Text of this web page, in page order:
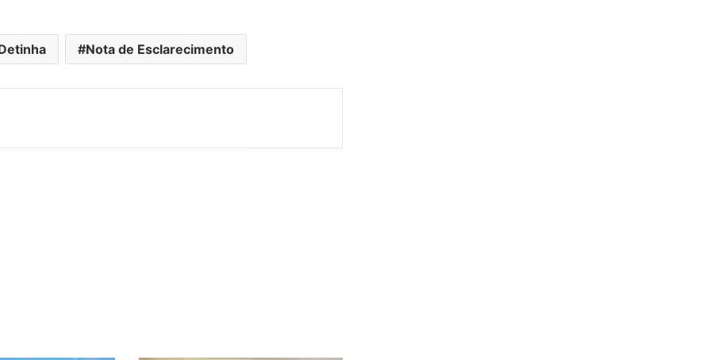
Nota de Esclarecimento